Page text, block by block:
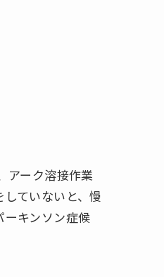
アーク溶接作業
ていないと、慢
キンソン症候